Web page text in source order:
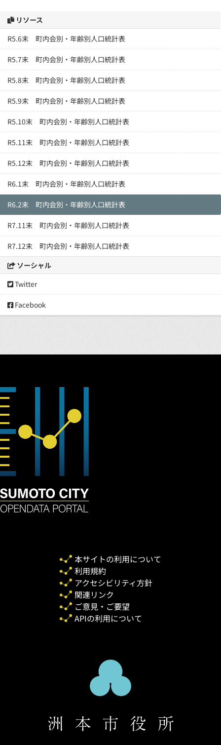
リソース
R5.6末 町内会別・年齢別人口統計表
R5.7末 町内会別・年齢別人口統計表
R5.8末 町内会別・年齢別人口統計表
R5.9末 町内会別・年齢別人口統計表
R5.10末 町内会別・年齢別人口統計表
R5.11末 町内会別・年齢別人口統計表
R5.12末 町内会別・年齢別人口統計表
R6.1末 町内会別・年齢別人口統計表
R6.2末 町内会別・年齢別人口統計表
R7.11末 町内会別・年齢別人口統計表
R7.12末 町内会別・年齢別人口統計表
ソーシャル
Twitter
Facebook
本サイトの利用について
利用規約
アクセシビリティ方針
関連リンク
ご意見・ご要望
APIの利用について